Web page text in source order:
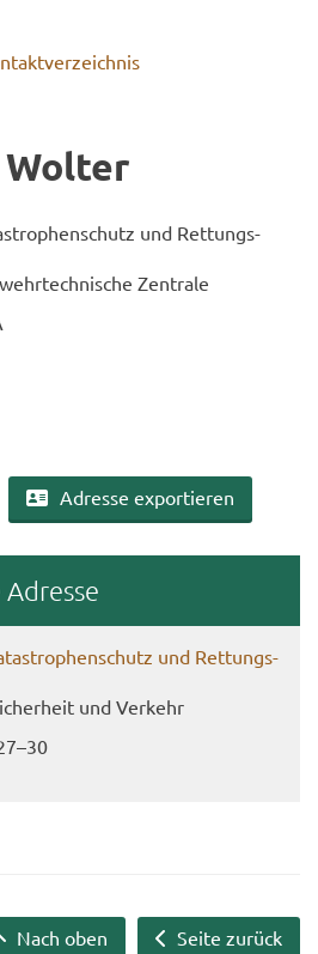
und Ret­tungs­
Zen­tra­le
Adres­se ex­por­tie­ren
und Ret­tungs­
und Ver­kehr
Seite zurück
Nach oben